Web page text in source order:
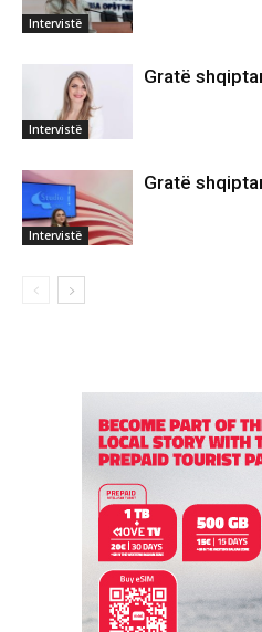
Intervistë
Intervistë
Gratë
Intervistë
Gratë